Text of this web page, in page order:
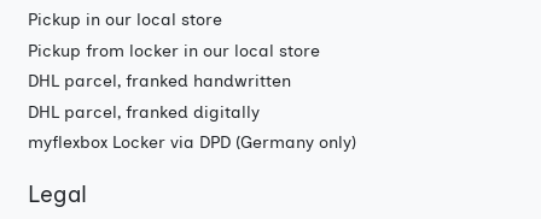
Pickup in our local store
Pickup from locker in our local store
DHL parcel, franked handwritten
DHL parcel, franked digitally
myflexbox Locker via DPD (Germany only)
Legal